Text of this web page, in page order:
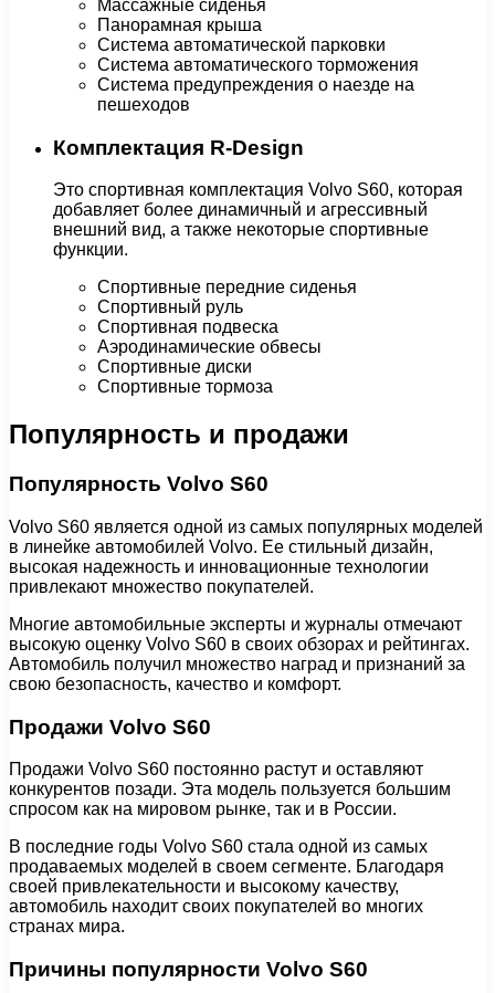
Массажные сиденья
Панорамная крыша
Система автоматической парковки
Система автоматического торможения
Система предупреждения о наезде на
пешеходов
Комплектация R-Design
Это спортивная комплектация Volvo S60, которая
добавляет более динамичный и агрессивный
внешний вид, а также некоторые спортивные
функции.
Спортивные передние сиденья
Спортивный руль
Спортивная подвеска
Аэродинамические обвесы
Спортивные диски
Спортивные тормоза
Популярность и продажи
Популярность Volvo S60
Volvo S60 является одной из самых популярных моделей
в линейке автомобилей Volvo. Ее стильный дизайн,
высокая надежность и инновационные технологии
привлекают множество покупателей.
Многие автомобильные эксперты и журналы отмечают
высокую оценку Volvo S60 в своих обзорах и рейтингах.
Автомобиль получил множество наград и признаний за
свою безопасность, качество и комфорт.
Продажи Volvo S60
Продажи Volvo S60 постоянно растут и оставляют
конкурентов позади. Эта модель пользуется большим
спросом как на мировом рынке, так и в России.
В последние годы Volvo S60 стала одной из самых
продаваемых моделей в своем сегменте. Благодаря
своей привлекательности и высокому качеству,
автомобиль находит своих покупателей во многих
странах мира.
Причины популярности Volvo S60